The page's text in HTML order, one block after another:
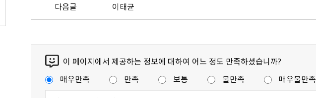
다음글 이태균
이 페이지에서 제공하는 정보에 대하여 어느 정도 만족하셨습니까?
매우만족
만족 보통 불만족 매우불만족